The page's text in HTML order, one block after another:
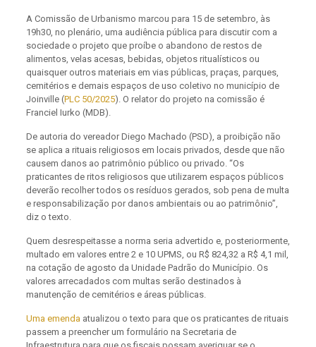
A Comissão de Urbanismo marcou para 15 de setembro, às
19h30, no plenário, uma audiência pública para discutir com a
sociedade o projeto que proíbe o abandono de restos de
alimentos, velas acesas, bebidas, objetos ritualísticos ou
quaisquer outros materiais em vias públicas, praças, parques,
cemitérios e demais espaços de uso coletivo no município de
Joinville (PLC 50/2025). O relator do projeto na comissão é
Franciel Iurko (MDB).
De autoria do vereador Diego Machado (PSD), a proibição não
se aplica a rituais religiosos em locais privados, desde que não
causem danos ao patrimônio público ou privado. “Os
praticantes de ritos religiosos que utilizarem espaços públicos
deverão recolher todos os resíduos gerados, sob pena de multa
e responsabilização por danos ambientais ou ao patrimônio”,
diz o texto.
Quem desrespeitasse a norma seria advertido e, posteriormente,
multado em valores entre 2 e 10 UPMS, ou R$ 824,32 a R$ 4,1 mil,
na cotação de agosto da Unidade Padrão do Município. Os
valores arrecadados com multas serão destinados à
manutenção de cemitérios e áreas públicas.
Uma emenda atualizou o texto para que os praticantes de rituais
passem a preencher um formulário na Secretaria de